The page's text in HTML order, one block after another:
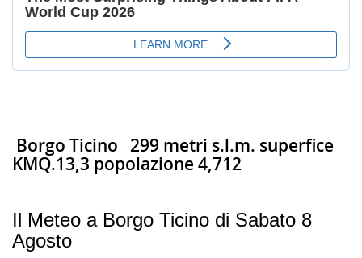
Borgo Ticino 299 metri s.l.m. superfice
KMQ.13,3 popolazione 4,712
Il Meteo a Borgo Ticino di Sabato 8
Agosto